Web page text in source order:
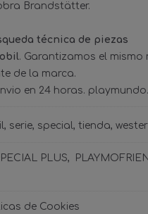
Brandstätter.
técnica de piezas
. Garantizamos el mismo
de la marca.
en 24 horas.
serie special tienda
PLUS
de Cookies